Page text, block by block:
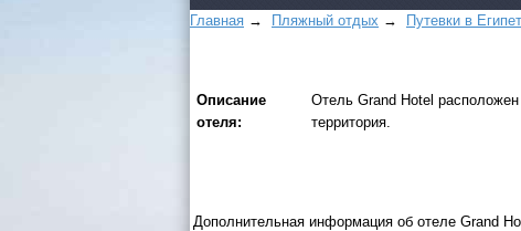
Главная → Пляжный отдых → Путевки в Египет
Описание
отеля:
Отель Grand Hotel
территория.
Дополнительная информация об отеле Grand